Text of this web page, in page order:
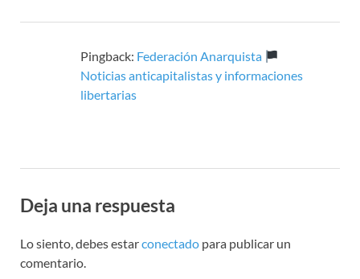
Pingback: Federación Anarquista
Noticias anticapitalistas y informaciones
libertarias
Deja una respuesta
Lo siento, debes estarconectado para publicar un
comentario.